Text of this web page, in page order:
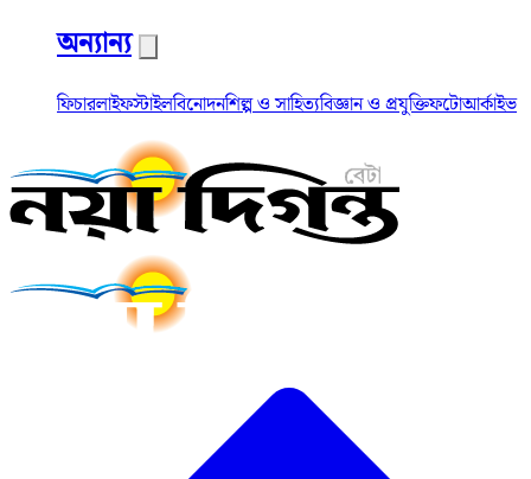
অন্যান্য
ফিচারলাইফস্টাইলবিনোদনশিল্প ও সাহিত্যবিজ্ঞান ও প্রযুক্তিফটোআর্কাইভ